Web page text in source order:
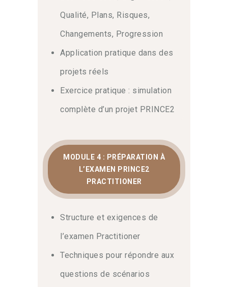
garantir la pérennité de vos initiatives
et répondre aux exigences accrues de
Qualité, Plans, Risques,
Changements, Progression
Application pratique dans des
projets réels
Exercice pratique : simulation
complète d’un projet PRINCE2
MODULE 4 : PRÉPARATION À
L’EXAMEN PRINCE2
PRACTITIONER
Structure et exigences de
l’examen Practitioner
Techniques pour répondre aux
questions de scénarios